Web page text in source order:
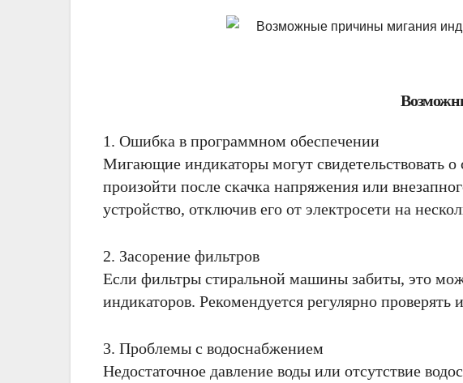
1. Ошибка в программном обеспечении
Мигающие индикаторы могут свидетельствовать
произойти после скачка напряжения или
устройство, отключив его от электросети на
2. Засорение фильтров
Если фильтры стиральной машины забиты, это
индикаторов. Рекомендуется регулярно
3. Проблемы с водоснабжением
Недостаточное давление воды или отсутствие